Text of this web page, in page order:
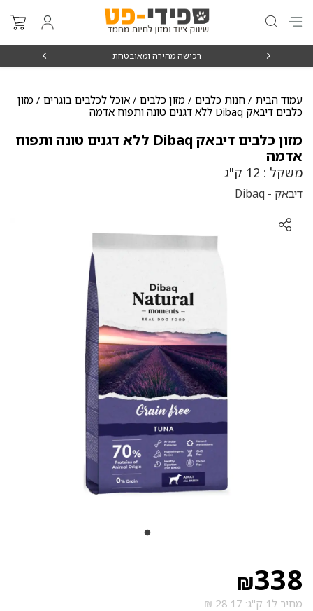
רכישה מהירה ומאובטחת
עמוד הבית / חנות כלבים / מזון כלבים / אוכל לכלבים בוגרים / מזון
כלבים דיבאק Dibaq ללא דגנים טונה ותפוח אדמה
מזון כלבים דיבאק Dibaq ללא דגנים טונה ותפוח
אדמה
משקל : 12 ק"ג
דיבאק - Dibaq
₪338
מחיר ל1 ק"ג: 28.17 ₪